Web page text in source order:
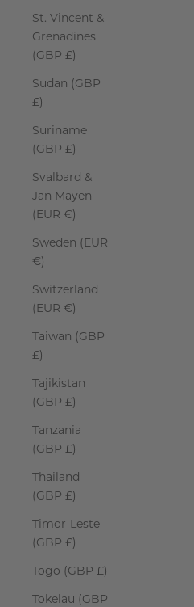
St. Vincent &
Grenadines
(GBP £)
Sudan (GBP
£)
Suriname
(GBP £)
Svalbard &
Jan Mayen
(EUR €)
Sweden (EUR
€)
Switzerland
(EUR €)
Taiwan (GBP
£)
Tajikistan
(GBP £)
Tanzania
(GBP £)
Thailand
(GBP £)
Timor-Leste
(GBP £)
Togo (GBP £)
Tokelau (GBP